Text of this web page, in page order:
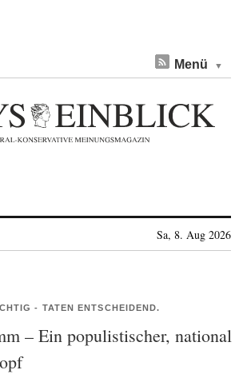
Menü
Sa, 8. Aug 2026
- TATEN ENTSCHEIDEND.
– Ein populistischer, national